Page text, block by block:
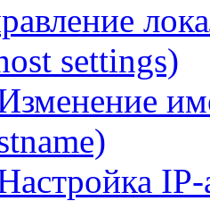
settings)
IP-